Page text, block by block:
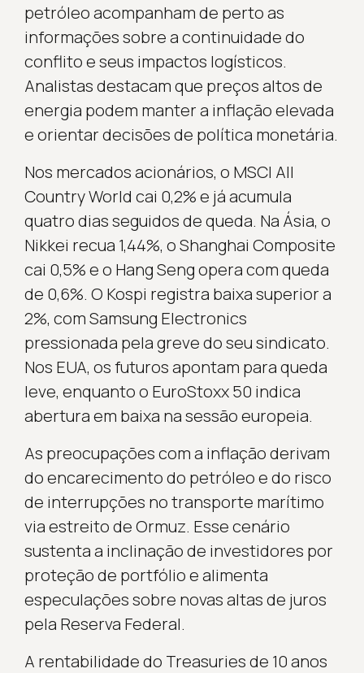
petróleo acompanham de perto as
informações sobre a continuidade do
conflito e seus impactos logísticos.
Analistas destacam que preços altos de
energia podem manter a inflação elevada
e orientar decisões de política monetária.
Nos mercados acionários, o MSCI All
Country World cai 0,2% e já acumula
quatro dias seguidos de queda. Na Ásia, o
Nikkei recua 1,44%, o Shanghai Composite
cai 0,5% e o Hang Seng opera com queda
de 0,6%. O Kospi registra baixa superior a
2%, com Samsung Electronics
pressionada pela greve do seu sindicato.
Nos EUA, os futuros apontam para queda
leve, enquanto o EuroStoxx 50 indica
abertura em baixa na sessão europeia.
As preocupações com a inflação derivam
do encarecimento do petróleo e do risco
de interrupções no transporte marítimo
via estreito de Ormuz. Esse cenário
sustenta a inclinação de investidores por
proteção de portfólio e alimenta
especulações sobre novas altas de juros
pela Reserva Federal.
A rentabilidade do Treasuries de 10 anos